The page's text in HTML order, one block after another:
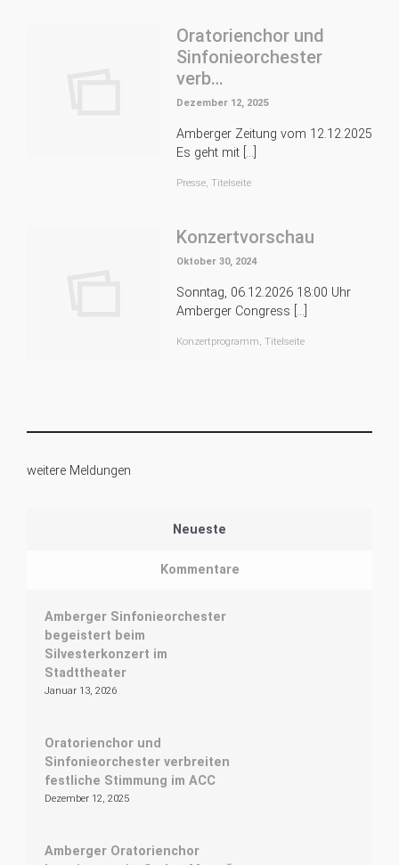
Oratorienchor und
Sinfonieorchester
verb…
Dezember 12, 2025
Amberger Zeitung vom 12.12.2025
Es geht mit […]
Presse, Titelseite
Konzertvorschau
Oktober 30, 2024
Sonntag, 06.12.2026 18:00 Uhr
Amberger Congress […]
Konzertprogramm, Titelseite
weitere Meldungen
Neueste
Kommentare
Amberger Sinfonieorchester
begeistert beim
Silvesterkonzert im
Stadttheater
Januar 13, 2026
Oratorienchor und
Sinfonieorchester verbreiten
festliche Stimmung im ACC
Dezember 12, 2025
Amberger Oratorienchor